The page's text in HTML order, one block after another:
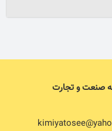
صنعت و تجارت